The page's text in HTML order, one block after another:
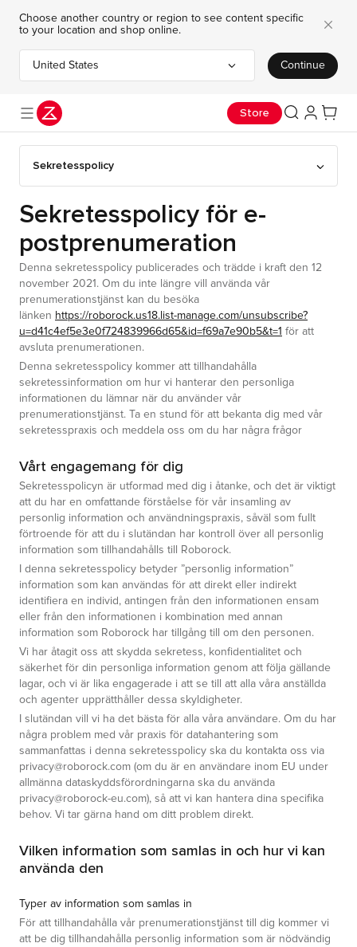
Choose another country or region to see content specific
to your location and shop online.
United States
Choose your country or region
Continue
Store
Sekretesspolicy
Sekretesspolicy för e-
postprenumeration
Denna sekretesspolicy publicerades och trädde i kraft den 12
november 2021. Om du inte längre vill använda vår
prenumerationstjänst kan du besöka
länken https://roborock.us18.list-manage.com/unsubscribe?
u=d41c4ef5e3e0f724839966d65&id=f69a7e90b5&t=1 för att
avsluta prenumerationen.
Denna sekretesspolicy kommer att tillhandahålla
sekretessinformation om hur vi hanterar den personliga
informationen du lämnar när du använder vår
prenumerationstjänst. Ta en stund för att bekanta dig med vår
sekretesspraxis och meddela oss om du har några frågor
Vårt engagemang för dig
Sekretesspolicyn är utformad med dig i åtanke, och det är viktigt
att du har en omfattande förståelse för vår insamling av
personlig information och användningspraxis, såväl som fullt
förtroende för att du i slutändan har kontroll över all personlig
information som tillhandahålls till Roborock.
I denna sekretesspolicy betyder ”personlig information”
information som kan användas för att direkt eller indirekt
identifiera en individ, antingen från den informationen ensam
eller från den informationen i kombination med annan
information som Roborock har tillgång till om den personen.
Vi har åtagit oss att skydda sekretess, konfidentialitet och
säkerhet för din personliga information genom att följa gällande
lagar, och vi är lika engagerade i att se till att alla våra anställda
och agenter upprätthåller dessa skyldigheter.
I slutändan vill vi ha det bästa för alla våra användare. Om du har
några problem med vår praxis för datahantering som
sammanfattas i denna sekretesspolicy ska du kontakta oss via
privacy@roborock.com (om du är en användare inom EU under
allmänna dataskyddsförordningarna ska du använda
privacy@roborock-eu.com), så att vi kan hantera dina specifika
behov. Vi tar gärna hand om ditt problem direkt.
Vilken information som samlas in och hur vi kan
använda den
Typer av information som samlas in
För att tillhandahålla vår prenumerationstjänst till dig kommer vi
att be dig tillhandahålla personlig information som är nödvändig